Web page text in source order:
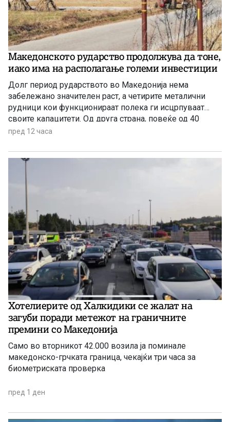
Македонското рударство продолжува да тоне,
иако има на располагање големи инвестиции
Долг период рударството во Македонија нема
забележано значителен раст, а четирите металични
рудници кои функционираат полека ги исцрпуваат
своите капацитети. Од друга страна, повеќе од 40
години се нема реализирано ниту една голема
единствена сериозна најава има за проектот за рудник
за бакар во Иловица.
пред 12 часа
Хотелиерите од Халкидики се жалат на
загуби поради метежот на граничните
премини со Македонија
Само во вторникот 42.000 возила ја поминале
македонско-грчката граница, чекајќи три часа за
биометриската проверка
пред 1 ден